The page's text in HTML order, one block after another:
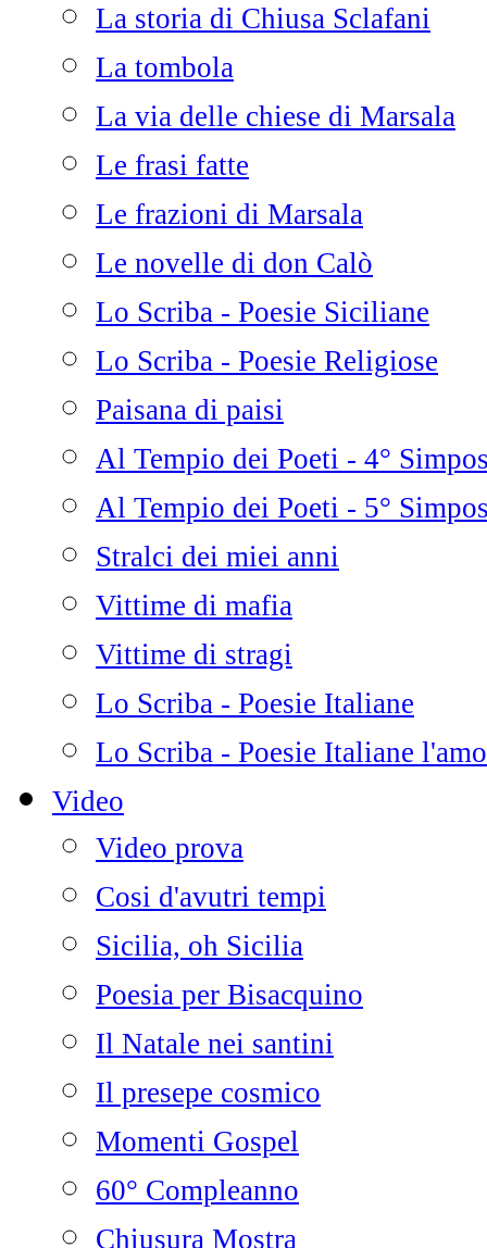
La storia di Chiusa Sclafani
La tombola
La via delle chiese di Marsala
Le frasi fatte
Le frazioni di Marsala
Le novelle di don Calò
Lo Scriba - Poesie Siciliane
Lo Scriba - Poesie Religiose
Paisana di paisi
Al Tempio dei Poeti - 4°
Al Tempio dei Poeti - 5°
Stralci dei miei anni
Vittime di mafia
Vittime di stragi
Lo Scriba - Poesie Italiane
Lo Scriba - Poesie Italiane
Video
Video prova
Cosi d'avutri tempi
Sicilia, oh Sicilia
Poesia per Bisacquino
Il Natale nei santini
Il presepe cosmico
Momenti Gospel
60° Compleanno
Chiusura Mostra